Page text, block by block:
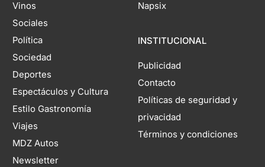
Vinos
Sociales
Política
Sociedad
Deportes
Espectáculos y Cultura
Estilo Gastronomía
Viajes
MDZ Autos
Newsletter
Napsix
INSTITUCIONAL
Publicidad
Contacto
Políticas de seguridad y
privacidad
Términos y condiciones